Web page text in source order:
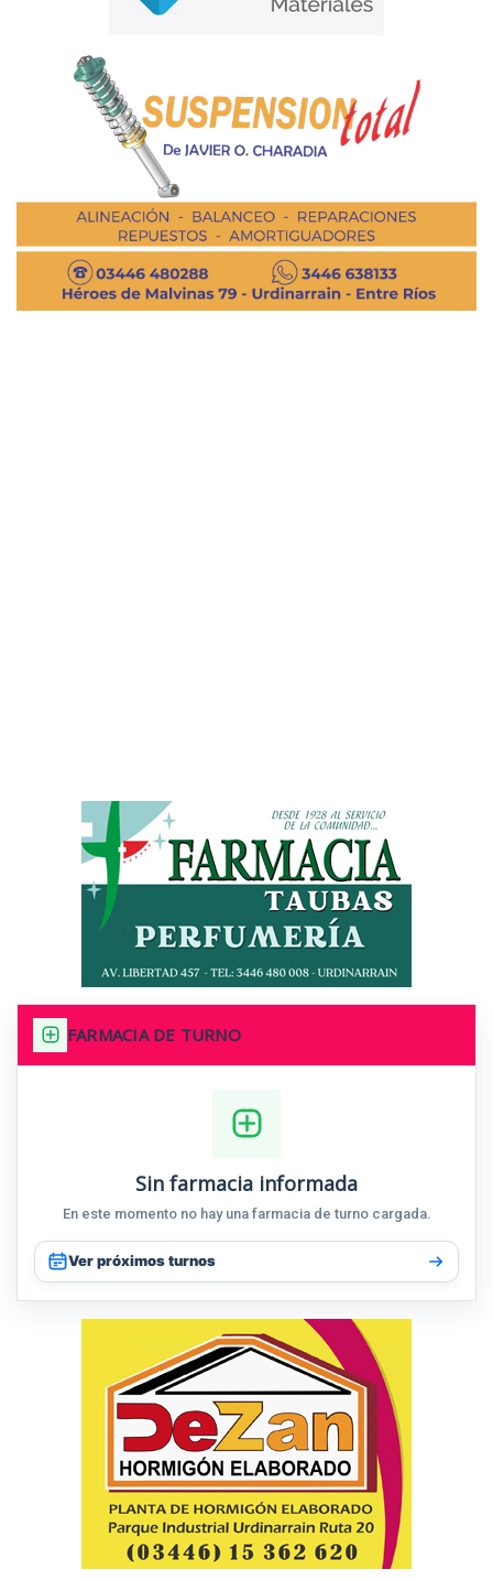
FARMACIA DE TURNO
Sin farmacia informada
En este momento no hay una farmacia de turno cargada.
Ver próximos turnos